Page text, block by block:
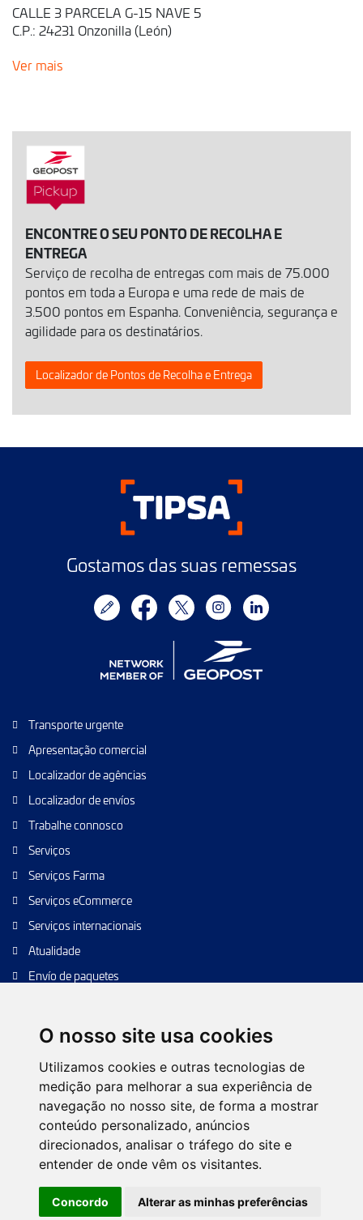
O nosso site usa cookies
Utilizamos cookies e outras tecnologias de
medição para melhorar a sua experiência de
navegação no nosso site, de forma a mostrar
conteúdo personalizado, anúncios
direcionados, analisar o tráfego do site e
entender de onde vêm os visitantes.
Concordo Alterar as minhas preferências
CALLE 3 PARCELA G-15 NAVE 5
C.P.: 24231 Onzonilla (León)
Ver mais
ENCONTRE O SEU PONTO DE RECOLHA E
ENTREGA
Serviço de recolha de entregas com mais de 75.000
pontos em toda a Europa e uma rede de mais de
3.500 pontos em Espanha. Conveniência, segurança e
agilidade para os destinatários.
Localizador de Pontos de Recolha e Entrega
Gostamos das suas remessas
Transporte urgente
Apresentação comercial
Localizador de agências
Localizador de envíos
Trabalhe connosco
Serviços
Serviços Farma
Serviços eCommerce
Serviços internacionais
Atualidade
Envío de paquetes
Envíos de calidad
Política de Cookies Configurar cookies
Política de Privacidade
Nota Legal
Árvore da web Contacto
Desenho Web:Futurvia